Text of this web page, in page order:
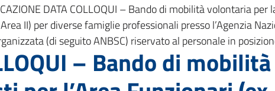
DATA COLLOQUI – Bando di mobilità volontaria
II) per diverse famiglie professionali presso l’Agenzia
(di seguito ANBSC) riservato al personale in
– Bando di